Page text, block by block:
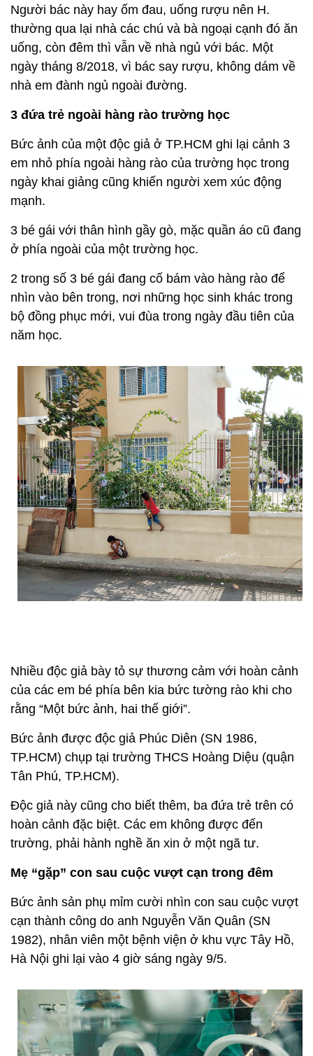
Người bác này hay ốm đau, uống rượu nên H.
thường qua lại nhà các chú và bà ngoại cạnh đó ăn
uống, còn đêm thì vẫn về nhà ngủ với bác. Một
ngày tháng 8/2018, vì bác say rượu, không dám về
nhà em đành ngủ ngoài đường.
3 đứa trẻ ngoài hàng rào trường học
Bức ảnh của một độc giả ở TP.HCM ghi lại cảnh 3
em nhỏ phía ngoài hàng rào của trường học trong
ngày khai giảng cũng khiến người xem xúc động
mạnh.
3 bé gái với thân hình gầy gò, mặc quần áo cũ đang
ở phía ngoài của một trường học.
2 trong số 3 bé gái đang cố bám vào hàng rào để
nhìn vào bên trong, nơi những học sinh khác trong
bộ đồng phục mới, vui đùa trong ngày đầu tiên của
năm học.
Nhiều độc giả bày tỏ sự thương cảm với hoàn cảnh
của các em bé phía bên kia bức tường rào khi cho
rằng “Một bức ảnh, hai thế giới”.
Bức ảnh được độc giả Phúc Diên (SN 1986,
TP.HCM) chụp tại trường THCS Hoàng Diệu (quận
Tân Phú, TP.HCM).
Độc giả này cũng cho biết thêm, ba đứa trẻ trên có
hoàn cảnh đặc biệt. Các em không được đến
trường, phải hành nghề ăn xin ở một ngã tư.
Mẹ “gặp” con sau cuộc vượt cạn trong đêm
Bức ảnh sản phụ mỉm cười nhìn con sau cuộc vượt
cạn thành công do anh Nguyễn Văn Quân (SN
1982), nhân viên một bệnh viện ở khu vực Tây Hồ,
Hà Nội ghi lại vào 4 giờ sáng ngày 9/5.